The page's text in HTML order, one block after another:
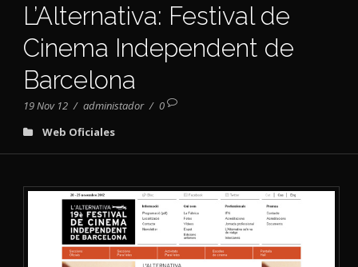
L’Alternativa: Festival de
Cinema Independent de
Barcelona
19 Nov 12 / administador / 0
Web Oficiales